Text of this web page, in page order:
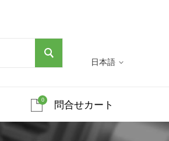
日本語
問合せカート
0